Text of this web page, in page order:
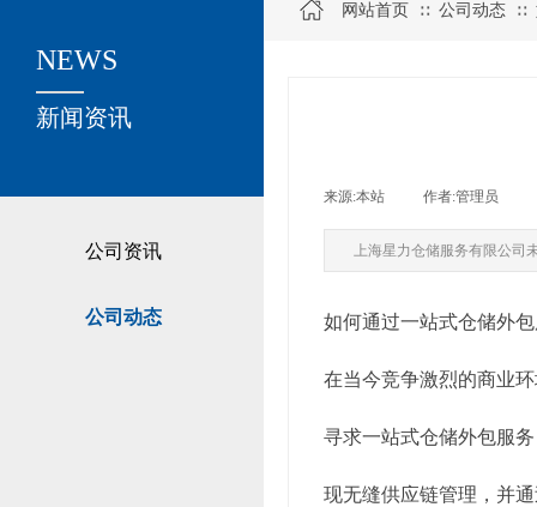
公司资讯
公司动态
关于我们
新闻资讯
NEWS
网站首页 ∷ 公司动态 ∷
来源:本站 作者:管理员
上海星力仓储服务有限公
如何通过一站式仓储外
在当今竞争激烈的商业
寻求一站式仓储外包服
现无缝供应链管理，并